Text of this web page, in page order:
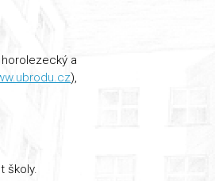
a
),
školy.